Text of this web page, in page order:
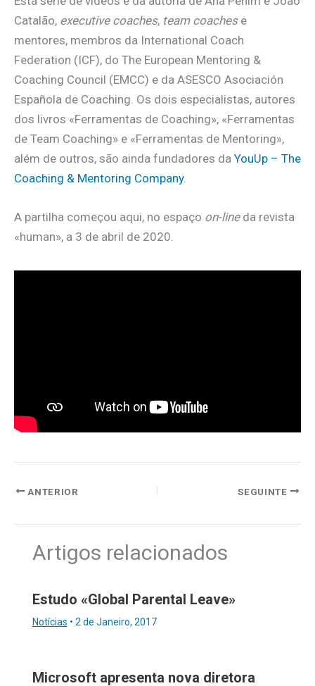
Catalão, executive coaches, team coachese
mentores, membros da International Coach
Federation (ICF), do The European Mentoring &
Coaching Council (EMCC) e da ASESCO Asociación
Española de Coaching. Os dois especialistas, autores
dos livros «Ferramentas de Coaching», «Ferramentas
de Team Coaching» e «Ferramentas de Mentoring»,
além de outros, são ainda fundadores da YouUp – The
Coaching & Mentoring Company.
A partilha começou aqui, no espaço on-lineda revista
«human», a 3 de abril de 2020.
ANTERIOR SEGUINTE
Artigos relacionados
Estudo «Global Parental Leave»
Notícias • 2 de Janeiro, 2017
Microsoft apresenta nova diretora